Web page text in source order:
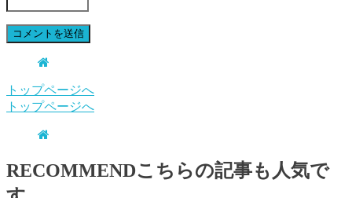
トップページへ
トップページへ
RECOMMENDこちらの記事も人気で